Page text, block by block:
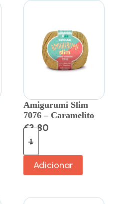
Amigurumi Slim
7076 – Caramelito
€3.80
Adicionar